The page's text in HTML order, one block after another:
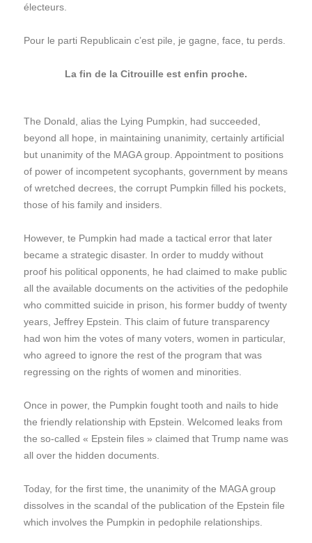
électeurs.
Pour le parti Republicain c’est pile, je gagne, face, tu perds.
La fin de la Citrouille est enfin proche.
The Donald, alias the Lying Pumpkin, had succeeded,
beyond all hope, in maintaining unanimity, certainly artificial
but unanimity of the MAGA group. Appointment to positions
of power of incompetent sycophants, government by means
of wretched decrees, the corrupt Pumpkin filled his pockets,
those of his family and insiders.
However, te Pumpkin had made a tactical error that later
became a strategic disaster. In order to muddy without
proof his political opponents, he had claimed to make public
all the available documents on the activities of the pedophile
who committed suicide in prison, his former buddy of twenty
years, Jeffrey Epstein. This claim of future transparency
had won him the votes of many voters, women in particular,
who agreed to ignore the rest of the program that was
regressing on the rights of women and minorities.
Once in power, the Pumpkin fought tooth and nails to hide
the friendly relationship with Epstein. Welcomed leaks from
the so-called « Epstein files » claimed that Trump name was
all over the hidden documents.
Today, for the first time, the unanimity of the MAGA group
dissolves in the scandal of the publication of the Epstein file
which involves the Pumpkin in pedophile relationships.